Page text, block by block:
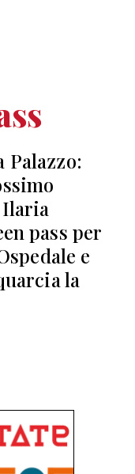
Palazzo:
pass per
e
la